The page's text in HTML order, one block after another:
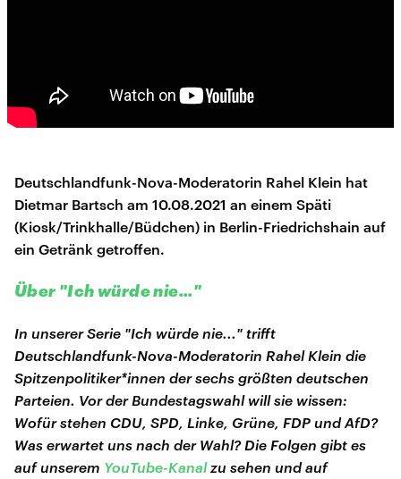
Deutschlandfunk-Nova-Moderatorin Rahel Klein hat
Dietmar Bartsch am 10.08.2021 an einem Späti
(Kiosk/Trinkhalle/Büdchen) in Berlin-Friedrichshain auf
ein Getränk getroffen.
Über "Ich würde nie..."
In unserer Serie "Ich würde nie..." trifft
Deutschlandfunk-Nova-Moderatorin Rahel Klein die
Spitzenpolitiker*innen der sechs größten deutschen
Parteien. Vor der Bundestagswahl will sie wissen:
Wofür stehen CDU, SPD, Linke, Grüne, FDP und AfD?
Was erwartet uns nach der Wahl? Die Folgen gibt es
auf unserem YouTube-Kanalzu sehen und auf